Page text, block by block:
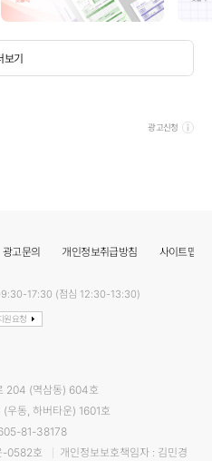
보기
광고신청
광고문의 개인정보취급방침 사이트맵
17:30 (점심 12:30-13:30)
원요청
204 (역삼동) 604호
우동, 하버타운) 1601호
81-38178
-0582호
개인정보보호책임자 : 김민경